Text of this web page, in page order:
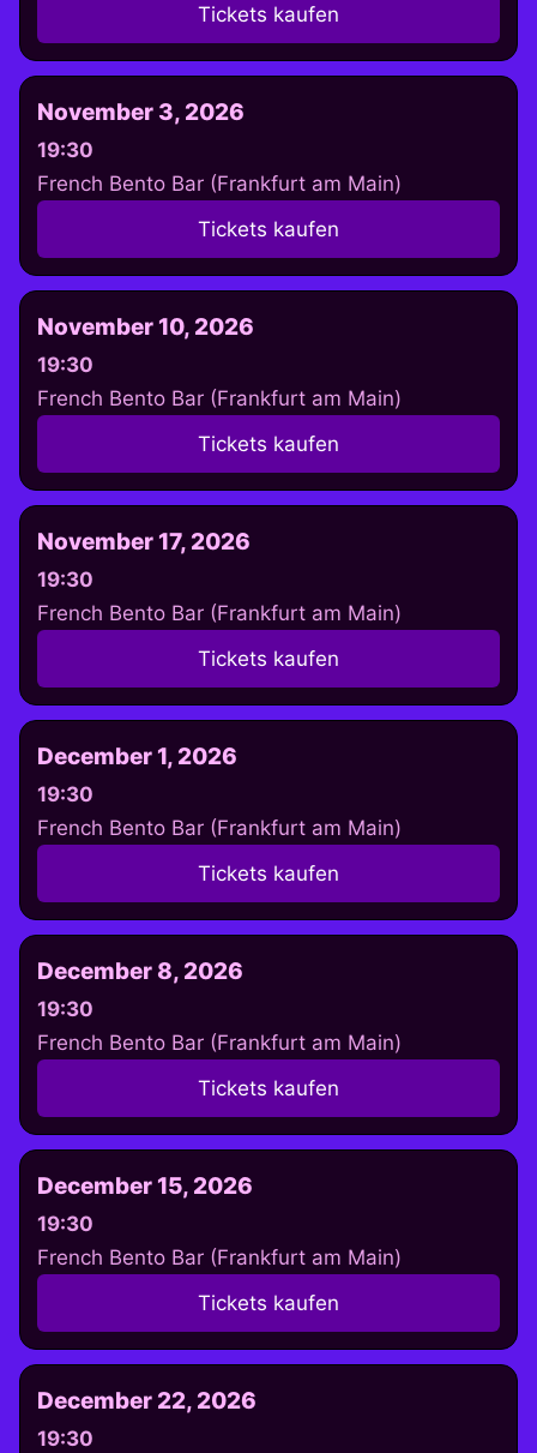
Tickets kaufen
November 3, 2026
19:30
French Bento Bar (Frankfurt am Main)
Tickets kaufen
November 10, 2026
19:30
French Bento Bar (Frankfurt am Main)
Tickets kaufen
November 17, 2026
19:30
French Bento Bar (Frankfurt am Main)
Tickets kaufen
December 1, 2026
19:30
French Bento Bar (Frankfurt am Main)
Tickets kaufen
December 8, 2026
19:30
French Bento Bar (Frankfurt am Main)
Tickets kaufen
December 15, 2026
19:30
French Bento Bar (Frankfurt am Main)
Tickets kaufen
December 22, 2026
19:30